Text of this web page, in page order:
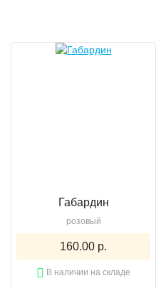
Габардин
розовый
160.00 р.
В наличии на складе